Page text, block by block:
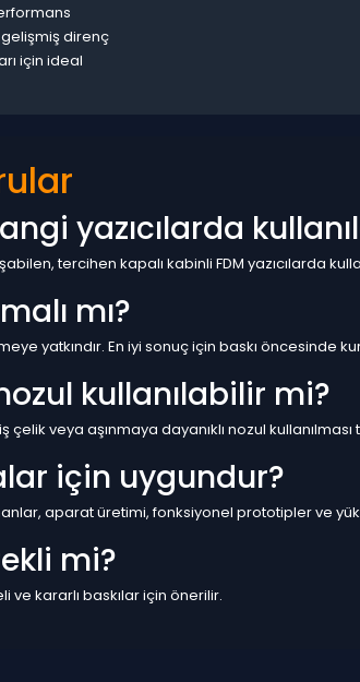
gelişmiş direnç
için ideal
yazıcılarda
tercihen kapalı kabinli FDM yazıcılarda
mı?
yatkındır. En iyi sonuç için baskı öncesinde
kullanılabilir mi?
çelik veya aşınmaya dayanıklı nozul
için uygundur?
aparat üretimi, fonksiyonel prototipler ve
mi?
ve kararlı baskılar için önerilir.